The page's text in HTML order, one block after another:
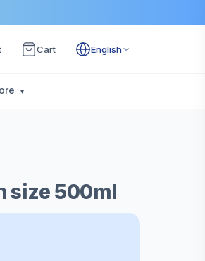
Cart English
size 500ml